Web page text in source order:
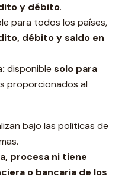
y débito.
para todos los países,
débito y saldo en
disponible solo para
proporcionados al
bajo las políticas de
procesa ni tiene
o bancaria de los